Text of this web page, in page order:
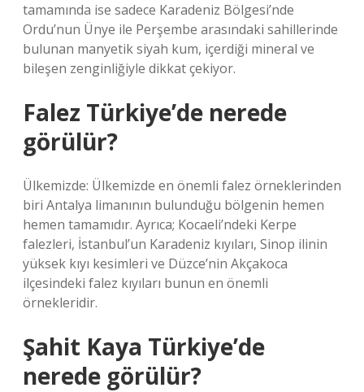
tamamında ise sadece Karadeniz Bölgesi’nde
Ordu’nun Ünye ile Perşembe arasındaki sahillerinde
bulunan manyetik siyah kum, içerdiği mineral ve
bileşen zenginliğiyle dikkat çekiyor.
Falez Türkiye’de nerede
görülür?
Ülkemizde: Ülkemizde en önemli falez örneklerinden
biri Antalya limanının bulunduğu bölgenin hemen
hemen tamamıdır. Ayrıca; Kocaeli’ndeki Kerpe
falezleri, İstanbul’un Karadeniz kıyıları, Sinop ilinin
yüksek kıyı kesimleri ve Düzce’nin Akçakoca
ilçesindeki falez kıyıları bunun en önemli
örnekleridir.
Şahit Kaya Türkiye’de
nerede görülür?